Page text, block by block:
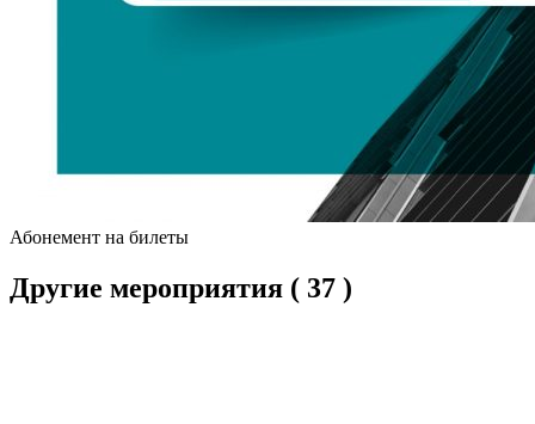
Абонемент на билеты
Другие мероприятия ( 37 )